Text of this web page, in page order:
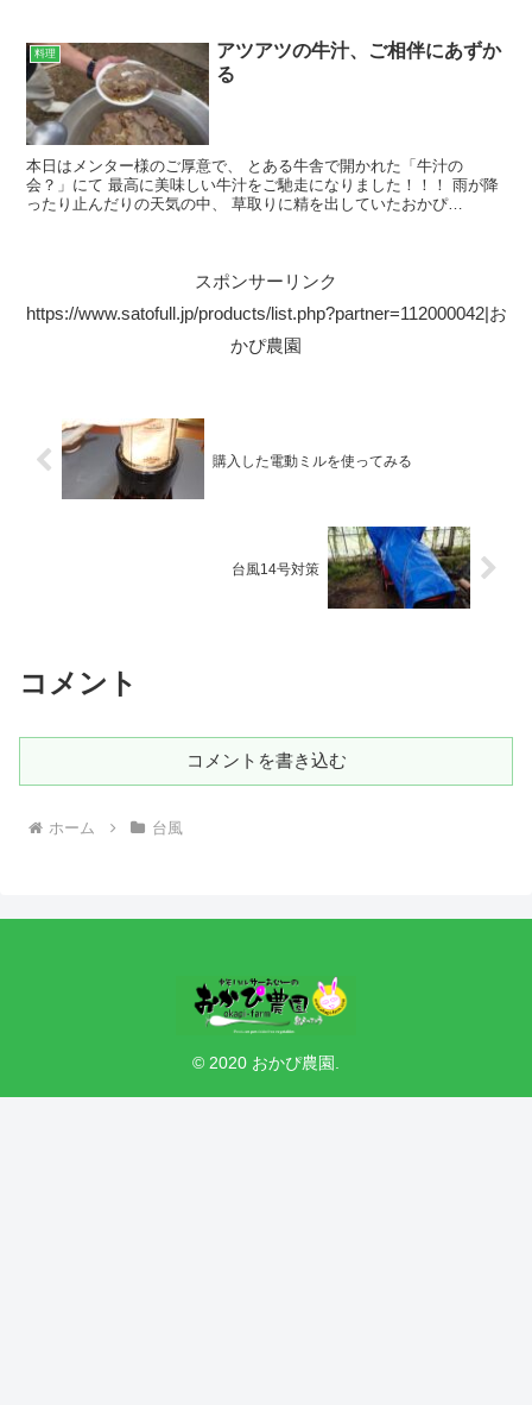
料理
アツアツの牛汁、ご相伴にあずか
る
本日はメンター様のご厚意で、 とある牛舎で開かれた「牛汁の
会？」にて 最高に美味しい牛汁をご馳走になりました！！！ 雨が降
ったり止んだりの天気の中、 草取りに精を出していたおかぴ
スポンサーリンク
https://www.satofull.jp/products/list.php?partner=112000042|お
かぴ農園
購入した電動ミルを使ってみる
台風14号対策
コメント
コメントを書き込む
ホーム 台風
© 2020 おかぴ農園.